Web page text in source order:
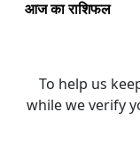
आज का राशिफल